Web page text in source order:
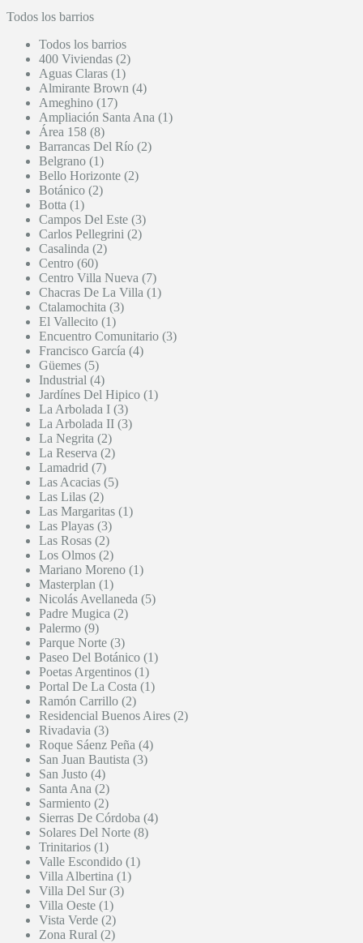
Todos los barrios
Todos los barrios
400 Viviendas (2)
Aguas Claras (1)
Almirante Brown (4)
Ameghino (17)
Ampliación Santa Ana (1)
Área 158 (8)
Barrancas Del Río (2)
Belgrano (1)
Bello Horizonte (2)
Botánico (2)
Botta (1)
Campos Del Este (3)
Carlos Pellegrini (2)
Casalinda (2)
Centro (60)
Centro Villa Nueva (7)
Chacras De La Villa (1)
Ctalamochita (3)
El Vallecito (1)
Encuentro Comunitario (3)
Francisco García (4)
Güemes (5)
Industrial (4)
Jardínes Del Hipico (1)
La Arbolada I (3)
La Arbolada II (3)
La Negrita (2)
La Reserva (2)
Lamadrid (7)
Las Acacias (5)
Las Lilas (2)
Las Margaritas (1)
Las Playas (3)
Las Rosas (2)
Los Olmos (2)
Mariano Moreno (1)
Masterplan (1)
Nicolás Avellaneda (5)
Padre Mugica (2)
Palermo (9)
Parque Norte (3)
Paseo Del Botánico (1)
Poetas Argentinos (1)
Portal De La Costa (1)
Ramón Carrillo (2)
Residencial Buenos Aires (2)
Rivadavia (3)
Roque Sáenz Peña (4)
San Juan Bautista (3)
San Justo (4)
Santa Ana (2)
Sarmiento (2)
Sierras De Córdoba (4)
Solares Del Norte (8)
Trinitarios (1)
Valle Escondido (1)
Villa Albertina (1)
Villa Del Sur (3)
Villa Oeste (1)
Vista Verde (2)
Zona Rural (2)